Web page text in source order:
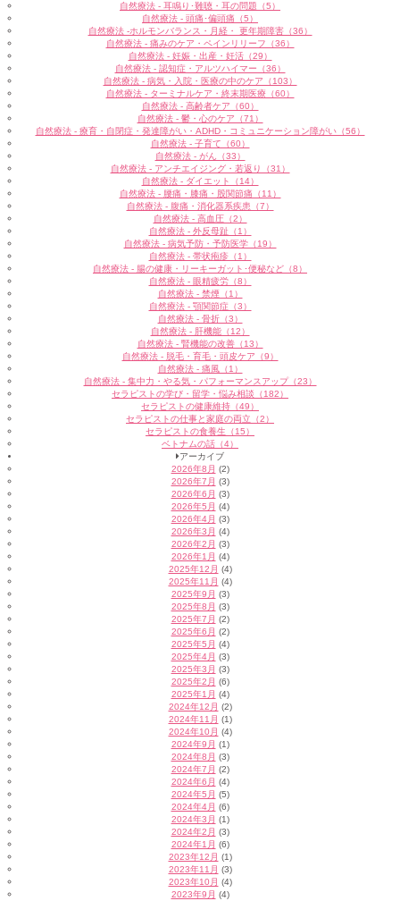
自然療法 - 耳鳴り･難聴・耳の問題（5）
自然療法 - 頭痛･偏頭痛（5）
自然療法 -ホルモンバランス・月経・ 更年期障害（36）
自然療法 - 痛みのケア・ペインリリーフ（36）
自然療法 - 妊娠・出産・妊活（29）
自然療法 - 認知症・アルツハイマー（36）
自然療法 - 病気・入院・医療の中のケア（103）
自然療法 - ターミナルケア・終末期医療（60）
自然療法 - 高齢者ケア（60）
自然療法 - 鬱・心のケア（71）
自然療法 - 療育・自閉症・発達障がい・ADHD・コミュニケーション障がい（56）
自然療法 - 子育て（60）
自然療法 - がん（33）
自然療法 - アンチエイジング・若返り（31）
自然療法 - ダイエット（14）
自然療法 - 腰痛・膝痛・股関節痛（11）
自然療法 - 腹痛・消化器系疾患（7）
自然療法 - 高血圧（2）
自然療法 - 外反母趾（1）
自然療法 - 病気予防・予防医学（19）
自然療法 - 帯状疱疹（1）
自然療法 - 腸の健康・リーキーガット･便秘など（8）
自然療法 - 眼精疲労（8）
自然療法 - 禁煙（1）
自然療法 - 顎関節症（3）
自然療法 - 骨折（3）
自然療法 - 肝機能（12）
自然療法 - 腎機能の改善（13）
自然療法 - 脱毛・育毛・頭皮ケア（9）
自然療法 - 痛風（1）
自然療法 - 集中力・やる気・パフォーマンスアップ（23）
セラピストの学び・留学・悩み相談（182）
セラピストの健康維持（49）
セラピストの仕事と家庭の両立（2）
セラピストの食養生（15）
ベトナムの話（4）
アーカイブ
2026年8月 (2)
2026年7月 (3)
2026年6月 (3)
2026年5月 (4)
2026年4月 (3)
2026年3月 (4)
2026年2月 (3)
2026年1月 (4)
2025年12月 (4)
2025年11月 (4)
2025年9月 (3)
2025年8月 (3)
2025年7月 (2)
2025年6月 (2)
2025年5月 (4)
2025年4月 (3)
2025年3月 (3)
2025年2月 (6)
2025年1月 (4)
2024年12月 (2)
2024年11月 (1)
2024年10月 (4)
2024年9月 (1)
2024年8月 (3)
2024年7月 (2)
2024年6月 (4)
2024年5月 (5)
2024年4月 (6)
2024年3月 (1)
2024年2月 (3)
2024年1月 (6)
2023年12月 (1)
2023年11月 (3)
2023年10月 (4)
2023年9月 (4)